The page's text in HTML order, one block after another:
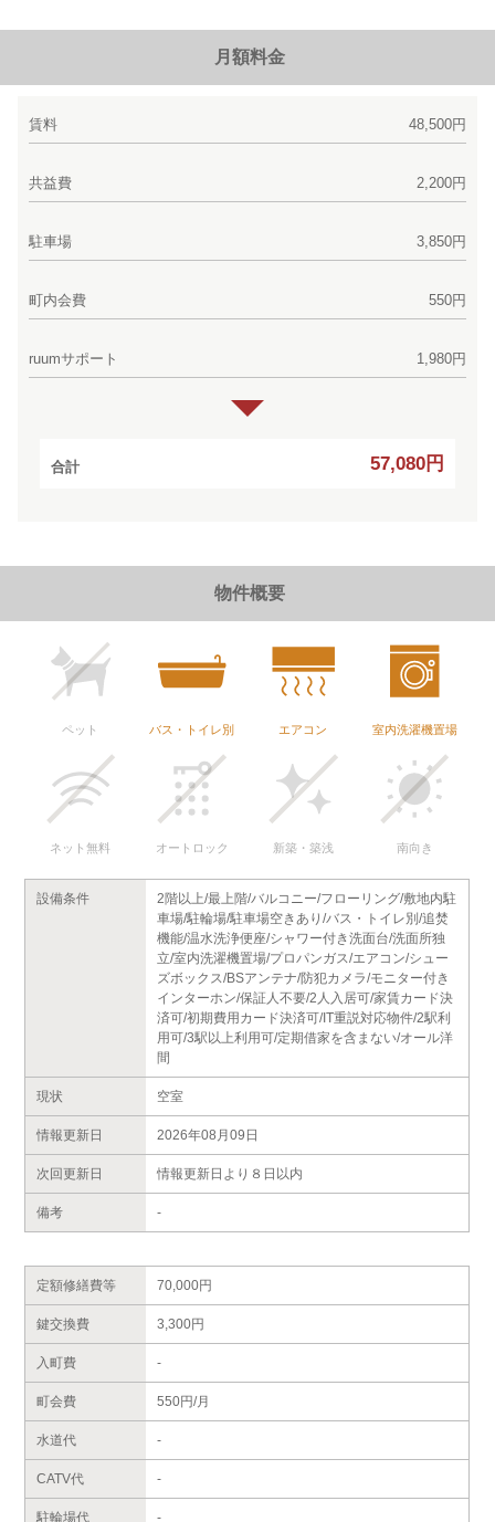
月額料金
賃料 48,500円
共益費 2,200円
駐車場 3,850円
町内会費 550円
ruumサポート 1,980円
合計 57,080円
物件概要
ペット バス・トイレ別 エアコン 室内洗濯機置場
ネット無料 オートロック 新築・築浅 南向き
設備条件
2階以上/最上階/バルコニー/フローリング/敷地内駐
車場/駐輪場/駐車場空きあり/バス・トイレ別/追焚
機能/温水洗浄便座/シャワー付き洗面台/洗面所独
立/室内洗濯機置場/プロパンガス/エアコン/シュー
ズボックス/BSアンテナ/防犯カメラ/モニター付き
インターホン/保証人不要/2人入居可/家賃カード決
済可/初期費用カード決済可/IT重説対応物件/2駅利
用可/3駅以上利用可/定期借家を含まない/オール洋
間
現状 空室
情報更新日 2026年08月09日
次回更新日 情報更新日より８日以内
備考 -
定額修繕費等 70,000円
鍵交換費 3,300円
入町費 -
町会費 550円/月
水道代 -
CATV代 -
駐輪場代 -